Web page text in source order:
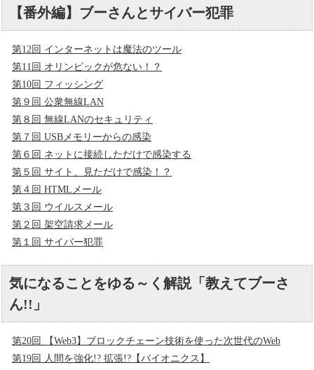
【番外編】ブーさんとサイバー犯罪
第12回 インターネットは魔法のツール
第11回 オリンピックが危ない！？
第10回 フィッシング
第９回 公衆無線LAN
第８回 無線LANのセキュリティ
第７回 USBメモリーからの感染
第６回 ネットに接続しただけで感染する
第５回 サイト、見ただけで感染！？
第４回 HTMLメール
第３回 ウイルスメール
第２回 架空請求メール
第１回 サイバー犯罪
気になることをゆる～く解説「教えてブーさ
ん!!」
第20回 【Web3】ブロックチェーン技術を使った次世代のWeb
第19回 人間を強化!? 拡張!?【バイオニクス】